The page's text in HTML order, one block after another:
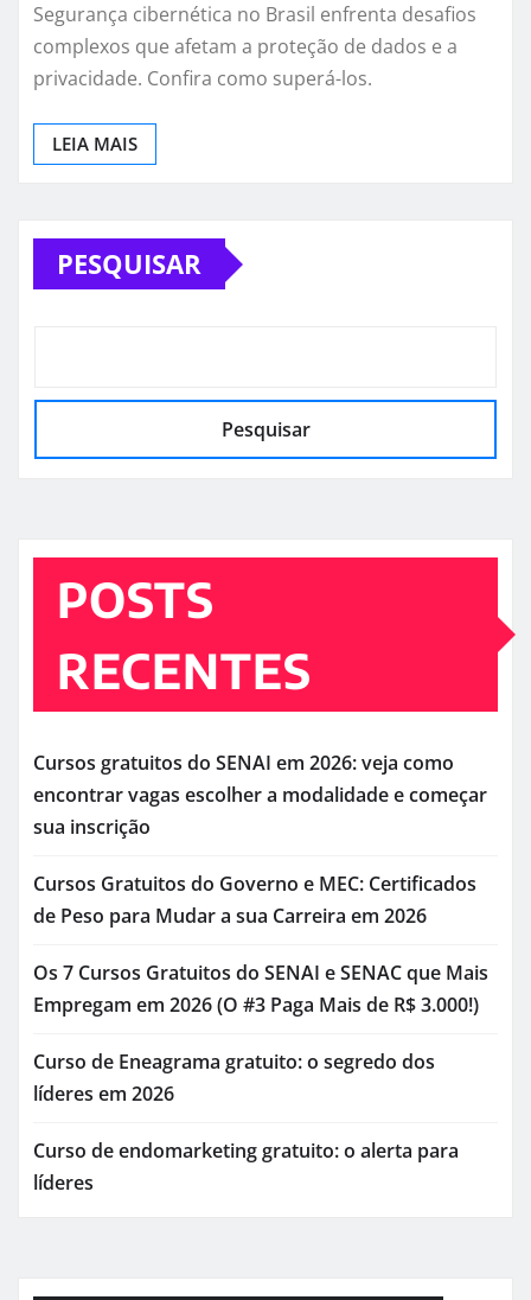
Segurança cibernética no Brasil enfrenta desafios
complexos que afetam a proteção de dados e a
privacidade. Confira como superá-los.
LEIA MAIS
PESQUISAR
Pesquisar
POSTS
RECENTES
Cursos gratuitos do SENAI em 2026: veja como
encontrar vagas escolher a modalidade e começar
sua inscrição
Cursos Gratuitos do Governo e MEC: Certificados
de Peso para Mudar a sua Carreira em 2026
Os 7 Cursos Gratuitos do SENAI e SENAC que Mais
Empregam em 2026 (O #3 Paga Mais de R$ 3.000!)
Curso de Eneagrama gratuito: o segredo dos
líderes em 2026
Curso de endomarketing gratuito: o alerta para
líderes